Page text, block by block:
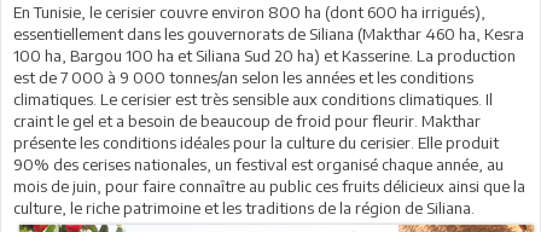
En Tunisie, le cerisier couvre environ 800 ha (dont 600 ha irrigués),
essentiellement dans les gouvernorats de Siliana (Makthar 460 ha, Kesra
100 ha, Bargou 100 ha et Siliana Sud 20 ha) et Kasserine. La production
est de 7 000 à 9 000 tonnes/an selon les années et les conditions
climatiques. Le cerisier est très sensible aux conditions climatiques. Il
craint le gel et a besoin de beaucoup de froid pour fleurir. Makthar
présente les conditions idéales pour la culture du cerisier. Elle produit
90% des cerises nationales, un festival est organisé chaque année, au
mois de juin, pour faire connaître au public ces fruits délicieux ainsi que la
culture, le riche patrimoine et les traditions de la région de Siliana.